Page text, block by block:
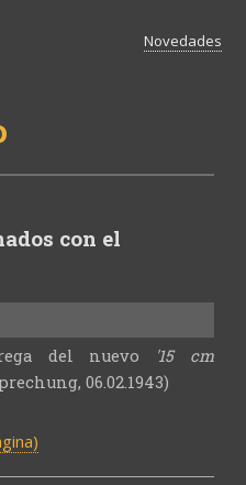
Novedades
con el
del nuevo
'15 cm
06.02.1943)